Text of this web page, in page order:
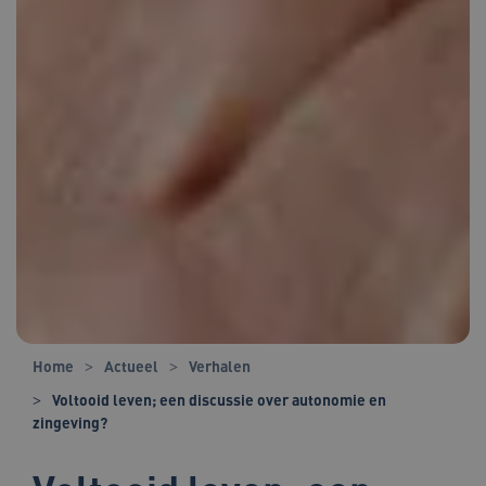
Home Actueel
Verhalen
Voltooid leven; een discussie over autonomie en
zingeving?